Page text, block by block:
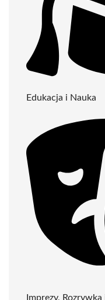
Edukacja i Nauka
Imprezy,